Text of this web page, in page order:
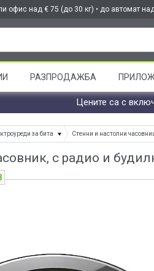
офис над € 75 (до 30 кг) • до автомат
РАЗПРОДАЖБА
Цените са с
за бита Стенни и настолни
с радио и